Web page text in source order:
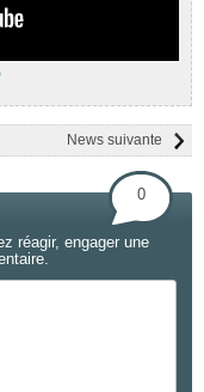
News suivante
0
réagir, engager une